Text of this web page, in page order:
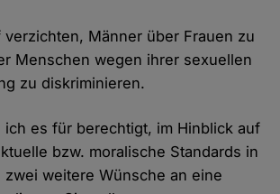
verzichten, Männer über Frauen zu
Menschen wegen ihrer sexuellen
zu diskriminieren.
ich es für berechtigt, im Hinblick auf
bzw. moralische Standards in
zwei weitere Wünsche an eine